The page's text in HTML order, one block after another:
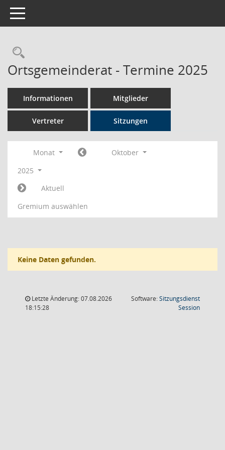
Toggle navigation
Rechercheauswahl
Ortsgemeinderat - Termine 2025
Informationen Mitglieder
Vertreter Sitzungen
Monat
Oktober
2025
Aktuell
Gremium auswählen
Keine Daten gefunden.
Letzte Änderung: 07.08.2026
18:15:28
Software:Sitzungsdienst
Session(Wird in